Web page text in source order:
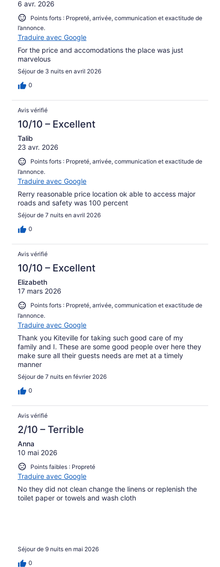
6 avr. 2026
Points forts : Propreté, arrivée, communication et exactitude de
l’annonce.
Traduire avec Google
For the price and accomodations the place was just
marvelous
Séjour de 3 nuits en avril 2026
0
Avis vérifié
10/10 – Excellent
Talib
23 avr. 2026
Points forts : Propreté, arrivée, communication et exactitude de
l’annonce.
Traduire avec Google
Rerry reasonable price location ok able to access major
roads and safety was 100 percent
Séjour de 7 nuits en avril 2026
0
Avis vérifié
10/10 – Excellent
Elizabeth
17 mars 2026
Points forts : Propreté, arrivée, communication et exactitude de
l’annonce.
Traduire avec Google
Thank you Kiteville for taking such good care of my
family and I. These are some good people over here they
make sure all their guests needs are met at a timely
manner
Séjour de 7 nuits en février 2026
0
Avis vérifié
2/10 – Terrible
Anna
10 mai 2026
Points faibles : Propreté
Traduire avec Google
No they did not clean change the linens or replenish the
toilet paper or towels and wash cloth
Séjour de 9 nuits en mai 2026
0